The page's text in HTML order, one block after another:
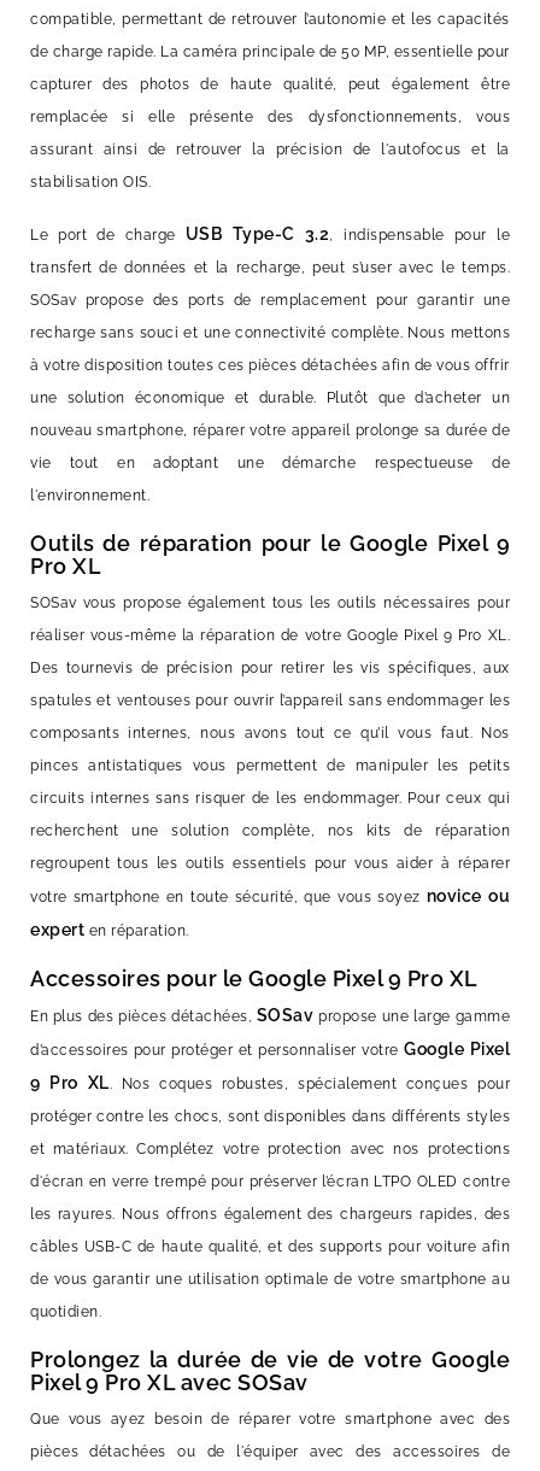
compatible, permettant de retrouver l’autonomie et les capacités
de charge rapide. La caméra principale de 50 MP, essentielle pour
capturer des photos de haute qualité, peut également être
remplacée si elle présente des dysfonctionnements, vous
assurant ainsi de retrouver la précision de l'autofocus et la
stabilisation OIS.
Le port de charge USB Type-C 3.2 , indispensable pour le
transfert de données et la recharge, peut s’user avec le temps.
SOSav propose des ports de remplacement pour garantir une
recharge sans souci et une connectivité complète. Nous mettons
à votre disposition toutes ces pièces détachées afin de vous offrir
une solution économique et durable. Plutôt que d’acheter un
nouveau smartphone, réparer votre appareil prolonge sa durée de
vie tout en adoptant une démarche respectueuse de
l'environnement.
Outils de réparation pour le Google Pixel 9
Pro XL
SOSav vous propose également tous les outils nécessaires pour
réaliser vous-même la réparation de votre Google Pixel 9 Pro XL.
Des tournevis de précision pour retirer les vis spécifiques, aux
spatules et ventouses pour ouvrir l’appareil sans endommager les
composants internes, nous avons tout ce qu’il vous faut. Nos
pinces antistatiques vous permettent de manipuler les petits
circuits internes sans risquer de les endommager. Pour ceux qui
recherchent une solution complète, nos kits de réparation
regroupent tous les outils essentiels pour vous aider à réparer
votre smartphone en toute sécurité, que vous soyez novice ou
expert en réparation.
Accessoires pour le Google Pixel 9 Pro XL
En plus des pièces détachées, SOSav propose une large gamme
d’accessoires pour protéger et personnaliser votreGoogle Pixel
9 Pro XL . Nos coques robustes, spécialement conçues pour
protéger contre les chocs, sont disponibles dans différents styles
et matériaux. Complétez votre protection avec nos protections
d'écran en verre trempé pour préserver l’écran LTPO OLED contre
les rayures. Nous offrons également des chargeurs rapides, des
câbles USB-C de haute qualité, et des supports pour voiture afin
de vous garantir une utilisation optimale de votre smartphone au
quotidien.
Prolongez la durée de vie de votre Google
Pixel 9 Pro XL avec SOSav
Que vous ayez besoin de réparer votre smartphone avec des
pièces détachées ou de l'équiper avec des accessoires de